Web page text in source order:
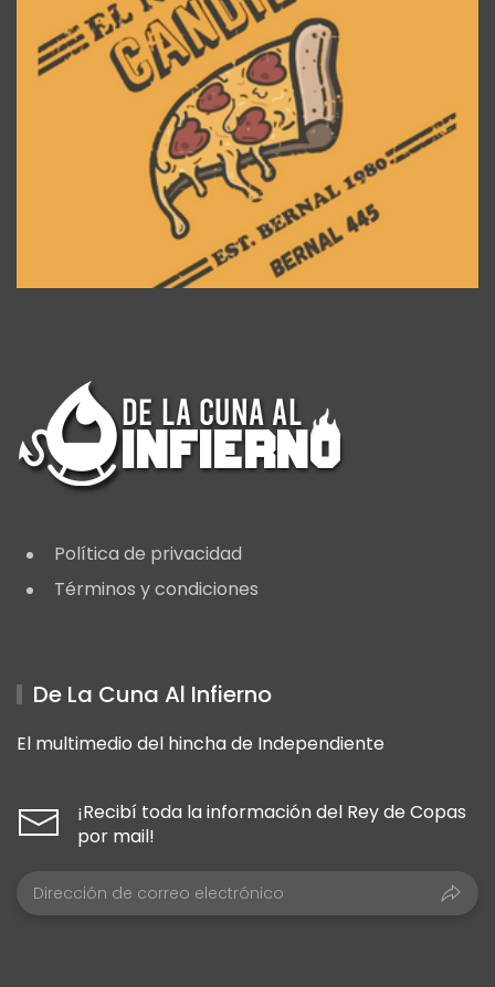
Política de privacidad
Términos y condiciones
De La Cuna Al Infierno
El multimedio del hincha de Independiente
¡Recibí toda la información del Rey de Copas
por mail!